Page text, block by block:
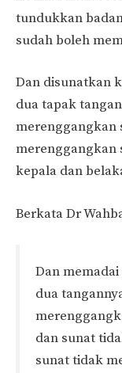
tundukkan
sudah boleh
Dan disunatkan
dua tapak
merenggangkan
merenggangkan
kepala dan
Berkata Dr
Dan
dua
dan sunat
sunat tidak